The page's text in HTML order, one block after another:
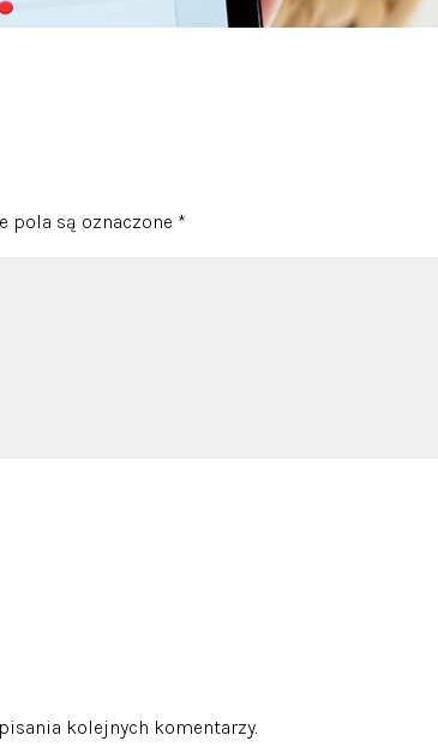
pola są oznaczone *
kolejnych komentarzy.